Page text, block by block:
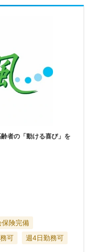
者の「動ける喜び」を
保険完備
可 週4日勤務可